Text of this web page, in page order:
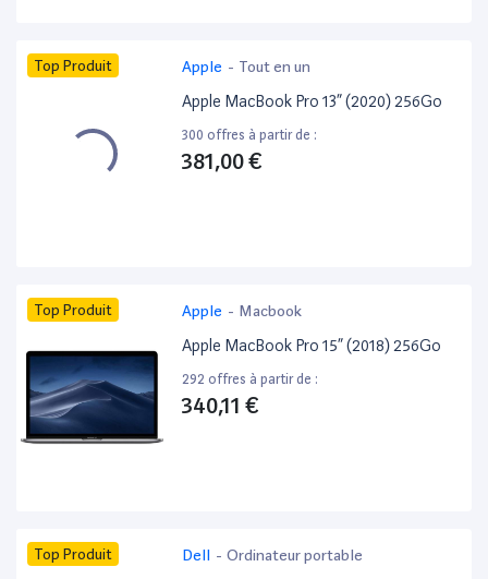
Top Produit Apple - Tout en un
Apple MacBook Pro 13” (2020) 256Go
300 offres à partir de :
381,00 €
Top Produit Apple - Macbook
Apple MacBook Pro 15” (2018) 256Go
292 offres à partir de :
340,11 €
Top Produit Dell - Ordinateur portable